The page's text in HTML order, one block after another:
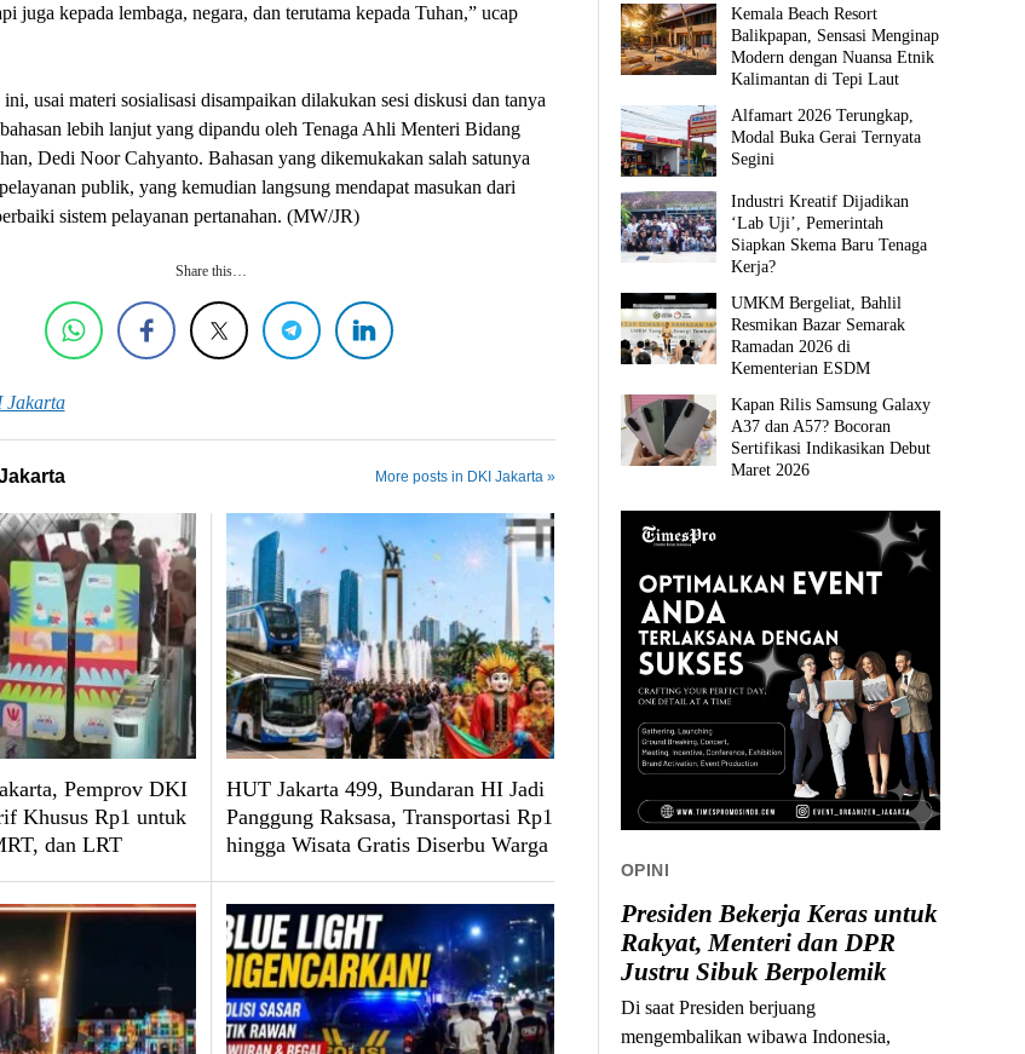
juga kepada lembaga, negara, dan terutama kepada Tuhan,” ucap
ini, usai materi sosialisasi disampaikan dilakukan sesi diskusi dan tanya
lebih lanjut yang dipandu oleh Tenaga Ahli Menteri Bidang
Dedi Noor Cahyanto. Bahasan yang dikemukakan salah satunya
publik, yang kemudian langsung mendapat masukan dari
sistem pelayanan pertanahan. (MW/JR)
Share this…
Jakarta
More posts in DKI Jakarta »
Pemprov DKI
Khusus Rp1 untuk
dan LRT
HUT Jakarta 499, Bundaran HI Jadi
Panggung Raksasa, Transportasi Rp1
hingga Wisata Gratis Diserbu Warga
Kemala Beach Resort
Balikpapan, Sensasi Menginap
Modern dengan Nuansa Etnik
Kalimantan di Tepi Laut
Alfamart 2026 Terungkap,
Modal Buka Gerai Ternyata
Segini
Industri Kreatif Dijadikan
‘Lab Uji’, Pemerintah
Siapkan Skema Baru Tenaga
Kerja?
UMKM Bergeliat, Bahlil
Resmikan Bazar Semarak
Ramadan 2026 di
Kementerian ESDM
Kapan Rilis Samsung Galaxy
A37 dan A57? Bocoran
Sertifikasi Indikasikan Debut
Maret 2026
OPINI
Presiden Bekerja Keras untuk
Rakyat, Menteri dan DPR
Justru Sibuk Berpolemik
Di saat Presiden berjuang
mengembalikan wibawa Indonesia,